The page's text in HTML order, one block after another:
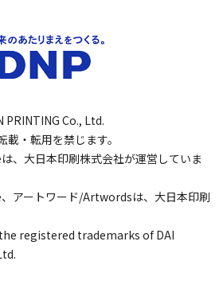
Co., Ltd.
・転用を禁じます。
、大日本印刷株式会社が運営していま
アートワード/Artwordsは、大日本印刷
registered trademarks of DAI